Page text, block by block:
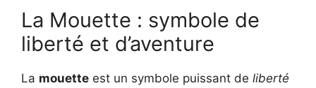
La Mouette : symbole de
liberté et d’aventure
La mouette est un symbole puissant de liberté